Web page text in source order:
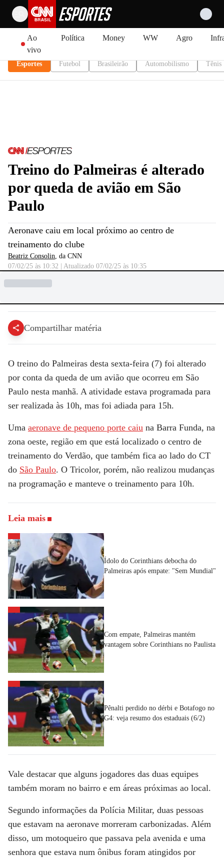
Ao
vivo
Política Money WW Agro
Esportes Futebol Brasileirão Automobilismo Tênis
Treino do Palmeiras é alterado
por queda de avião em São
Paulo
Aeronave caiu em local próximo ao centro de
treinamento do clube
Beatriz Consolin, da CNN
07/02/25 às 10:32
Atualizado 07/02/25 às 10:35
Compartilhar matéria
O treino do Palmeiras desta sexta-feira (7) foi alterado
por conta da queda de um avião que ocorreu em São
Paulo nesta manhã. A atividade estava programada para
ser realizada às 10h, mas foi adiada para 15h.
Uma aeronave de pequeno porte caiu na Barra Funda, na
zona oeste, região em que está localizado o centro de
treinamento do Verdão, que também fica ao lado do CT
do São Paulo. O Tricolor, porém, não realizou mudanças
na programação e manteve o treinamento para 10h.
Leia mais
Ídolo do Corinthians debocha do
Palmeiras após empate: "Sem Mundial"
Com empate, Palmeiras mantém
vantagem sobre Corinthians no Paulista
Pênalti perdido no dérbi e Botafogo no
G4: veja resumo dos estaduais (6/2)
Vale destacar que alguns jogadores das duas equipes
também moram no bairro e em áreas próximas ao local.
Segundo informações da Polícia Militar, duas pessoas
que estavam na aeronave morreram carbonizadas. Além
disso, um motoqueiro que passava pela avenida e uma
senhora que estava num ônibus foram atingidos por